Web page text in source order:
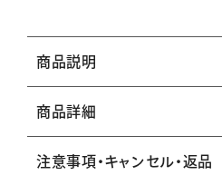
商品説明
商品詳細
注意事項・キャンセル・返品